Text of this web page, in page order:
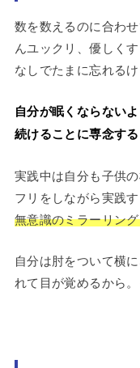
数を数えるのに合わ
んユックリ、優しく
なしでたまに忘れる
自分が眠くならない
続けることに専念する
実践中は自分も子供
フリをしながら実践す
無意識のミラーリン
自分は肘をついて横
れて目が覚めるから。